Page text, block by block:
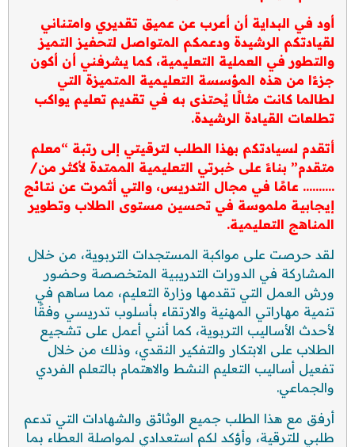
أود في البداية أن أعرب عن عميق تقديري وامتناني
لقيادتكم الرشيدة ودعمكم المتواصل لتحفيز التميز
والتطور في العملية التعليمية، كما يشرفني أن أكون
جزءًا من هذه المؤسسة التعليمية المتميزة التي
لطالما كانت مثالًا يُحتذى به في تقديم تعليم يواكب
تطلعات القيادة الرشيدة.
أتقدم لسيادتكم بهذا الطلب لترقيتي إلى رتبة “معلم
متقدم” بناءً على خبرتي التعليمية الممتدة لأكثر من/
………. عامًا في مجال التدريس، والتي أثمرت عن نتائج
إيجابية ملموسة في تحسين مستوى الطلاب وتطوير
المناهج التعليمية.
لقد حرصت على مواكبة المستجدات التربوية، من خلال
المشاركة في الدورات التدريبية المتخصصة وحضور
ورش العمل التي تقدمها وزارة التعليم، مما ساهم في
تنمية مهاراتي المهنية والارتقاء بأسلوب تدريسي وفقًا
لأحدث الأساليب التربوية، كما أنني أعمل على تشجيع
الطلاب على الابتكار والتفكير النقدي، وذلك من خلال
تفعيل أساليب التعليم النشط والاهتمام بالتعلم الفردي
والجماعي.
أرفق مع هذا الطلب جميع الوثائق والشهادات التي تدعم
طلبي للترقية، وأؤكد لكم استعدادي لمواصلة العطاء بما